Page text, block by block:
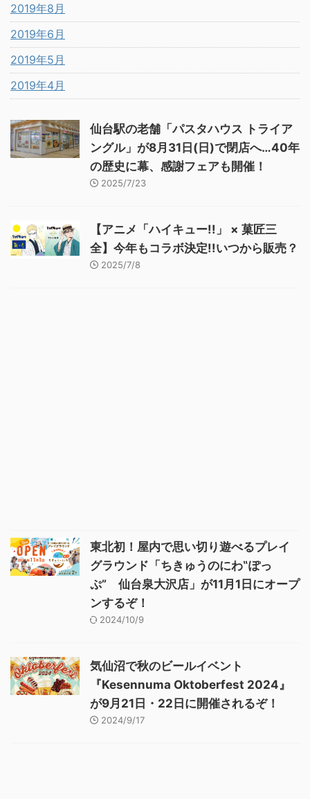
2019年8月
2019年6月
2019年5月
2019年4月
仙台駅の老舗「パスタハウス トライア
ングル」が8月31日(日)で閉店へ…40年
の歴史に幕、感謝フェアも開催！
2025/7/23
【アニメ「ハイキュー!!」 × 菓匠三
全】今年もコラボ決定!!いつから販売？
2025/7/8
東北初！屋内で思い切り遊べるプレイ
グラウンド「ちきゅうのにわ‟ぽっ
ぷ” 仙台泉大沢店」が11月1日にオープ
ンするぞ！
2024/10/9
気仙沼で秋のビールイベント
『Kesennuma Oktoberfest 2024』
が9月21日・22日に開催されるぞ！
2024/9/17